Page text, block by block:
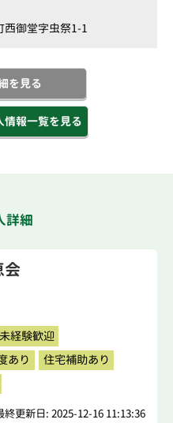
西御堂字虫祭1-1
を見る
情報一覧を見る
詳細
会
未経験歓迎
あり
住宅補助あり
終更新日: 2025-12-16 11:13:36